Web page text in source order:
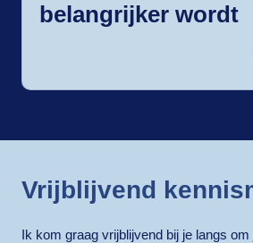
belangrijker wordt
Vrijblijvend
Ik kom graag vrijblijvend bij je langs